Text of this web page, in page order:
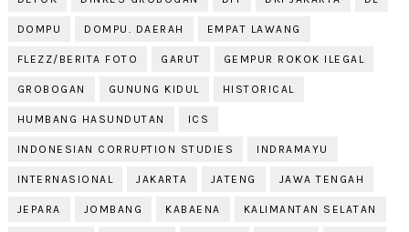
DOMPU DOMPU. DAERAH EMPAT LAWANG
FLEZZ/BERITA FOTO GARUT GEMPUR ROKOK ILEGAL
GROBOGAN GUNUNG KIDUL HISTORICAL
HUMBANG HASUNDUTAN ICS
INDONESIAN CORRUPTION STUDIES INDRAMAYU
INTERNASIONAL JAKARTA JATENG JAWA TENGAH
JEPARA JOMBANG KABAENA KALIMANTAN SELATAN